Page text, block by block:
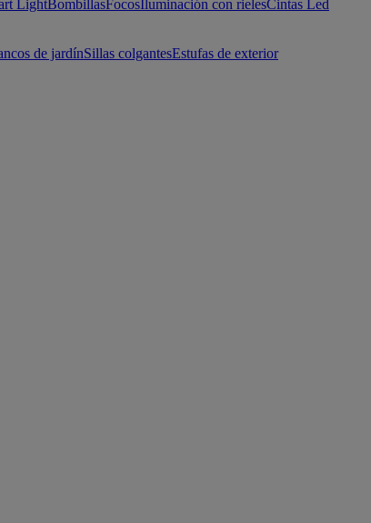
LightBombillasFocosIluminación con rielesCintas Led
de jardínSillas colgantesEstufas de exterior